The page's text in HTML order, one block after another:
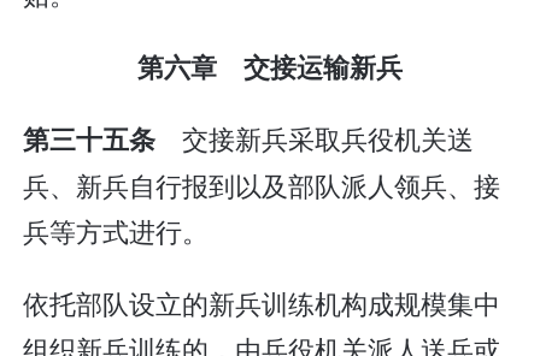
第六章 交接运输新兵
第三十五条 交接新兵采取兵役机关送
兵、新兵自行报到以及部队派人领兵、接
兵等方式进行。
依托部队设立的新兵训练机构成规模集中
组织新兵训练的，由兵役机关派人送兵或